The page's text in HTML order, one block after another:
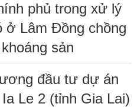
phủ trong xử lý
ở Lâm Đồng chồng
sản
đầu tư dự án
Le 2 (tỉnh Gia Lai)